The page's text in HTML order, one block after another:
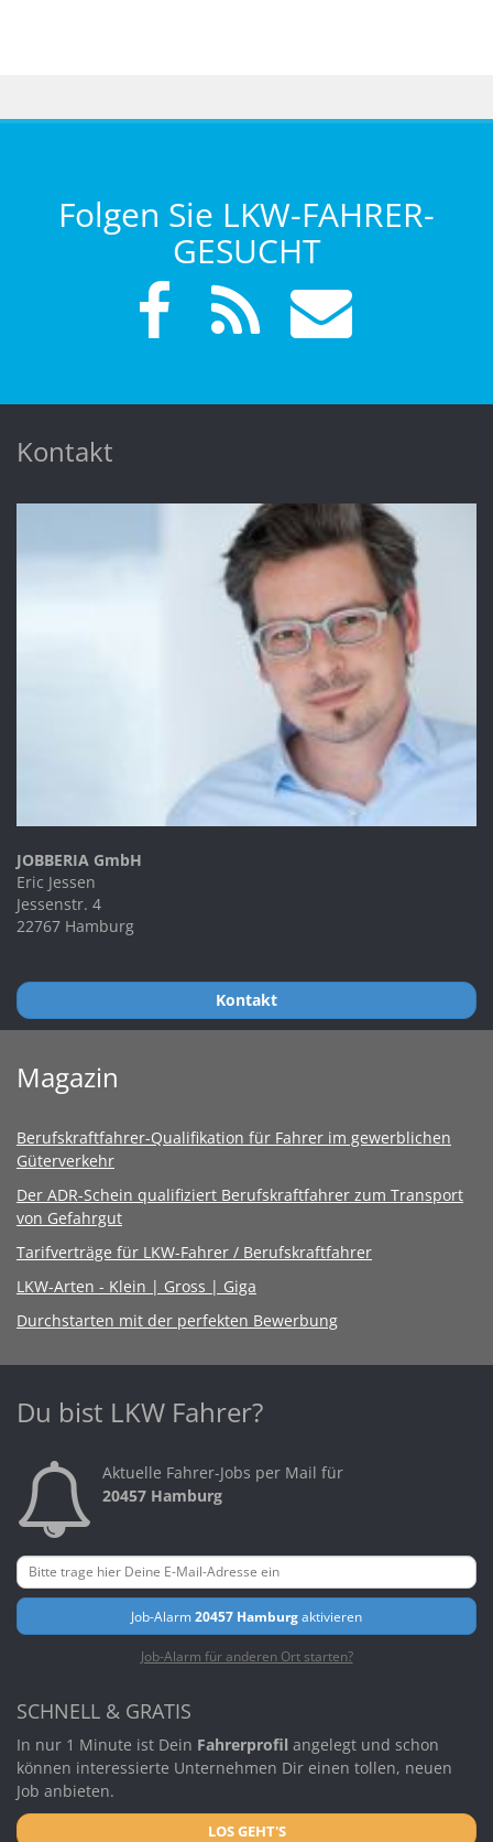
Folgen Sie LKW-FAHRER-
GESUCHT
Kontakt
JOBBERIA GmbH
Eric Jessen
Jessenstr. 4
22767 Hamburg
Kontakt
Magazin
Berufskraftfahrer-Qualifikation für Fahrer im gewerblichen
Güterverkehr
Der ADR-Schein qualifiziert Berufskraftfahrer zum Transport
von Gefahrgut
Tarifverträge für LKW-Fahrer / Berufskraftfahrer
LKW-Arten - Klein | Gross | Giga
Durchstarten mit der perfekten Bewerbung
Du bist LKW Fahrer?
Aktuelle Fahrer-Jobs per Mail für
20457 Hamburg
Job-Alarm20457 Hamburgaktivieren
Job-Alarm für anderen Ort starten?
SCHNELL & GRATIS
In nur 1 Minute ist Dein Fahrerprofil angelegt und schon
können interessierte Unternehmen Dir einen tollen, neuen
Job anbieten.
LOS GEHT'S